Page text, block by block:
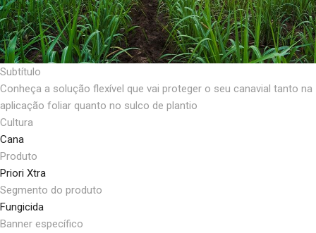
Subtítulo
Conheça a solução flexível que vai proteger o seu canavial tanto na
aplicação foliar quanto no sulco de plantio
Cultura
Cana
Produto
Priori Xtra
Segmento do produto
Fungicida
Banner específico